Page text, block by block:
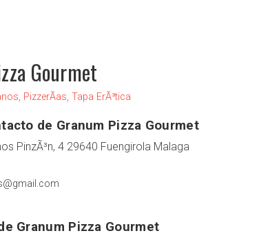
Gourmet
PizzerÃ­as, Tapa ErÃ³tica
de Granum Pizza Gourmet
PinzÃ³n, 4 29640 Fuengirola Malaga
Granum Pizza Gourmet